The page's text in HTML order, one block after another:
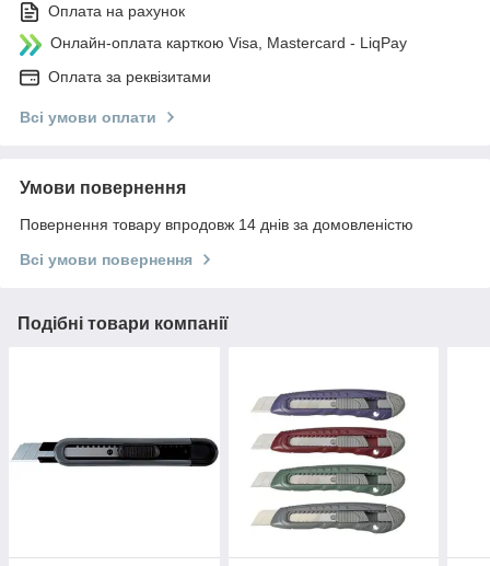
Оплата на рахунок
Онлайн-оплата карткою Visa, Mastercard - LiqPay
Оплата за реквізитами
Всі умови оплати
Умови повернення
Повернення товару впродовж 14 днів за домовленістю
Всі умови повернення
Подібні товари компанії